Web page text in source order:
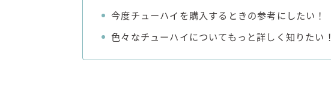
今度チューハイを購入するときの参考にしたい！
色々なチューハイについてもっと詳しく知りたい！